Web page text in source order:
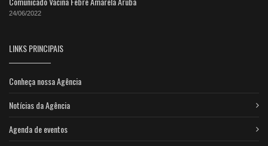
24/06/2022
LINKS PRINCIPAIS
Conheça nossa Agência
Notícias da Agência
Agenda de eventos